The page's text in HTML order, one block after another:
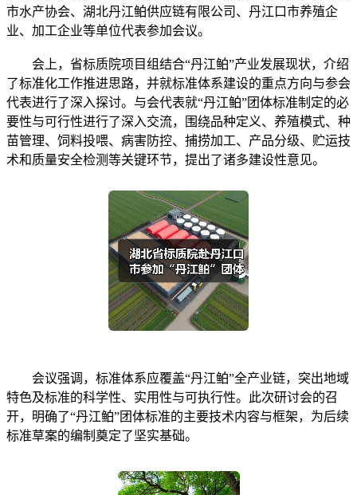
市水产协会、湖北丹江鲌供应链有限公司、丹江口市养殖企
业、加工企业等单位代表参加会议。
会上，省标质院项目组结合“丹江鲌”产业发展现状，介绍
了标准化工作推进思路，并就标准体系建设的重点方向与参会
代表进行了深入探讨。与会代表就“丹江鲌”团体标准制定的必
要性与可行性进行了深入交流，围绕品种定义、养殖模式、种
苗管理、饲料投喂、病害防控、捕捞加工、产品分级、贮运技
术和质量安全检测等关键环节，提出了诸多建设性意见。
会议强调，标准体系应覆盖“丹江鲌”全产业链，突出地域
特色及标准的科学性、实用性与可执行性。此次研讨会的召
开，明确了“丹江鲌”团体标准的主要技术内容与框架，为后续
标准草案的编制奠定了坚实基础。